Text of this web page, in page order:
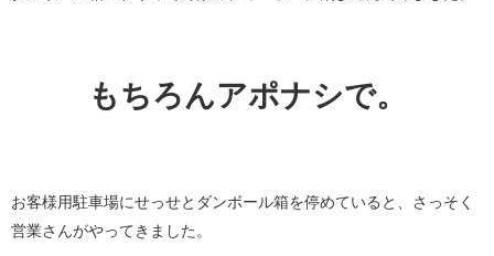
もちろんアポナシで。
お客様用駐車場にせっせとダンボール箱を停めていると、さっそく
営業さんがやってきました。